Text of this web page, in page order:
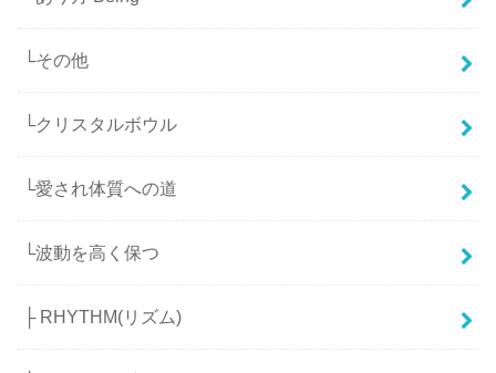
└その他
└クリスタルボウル
└愛され体質への道
└波動を高く保つ
├ RHYTHM(リズム)